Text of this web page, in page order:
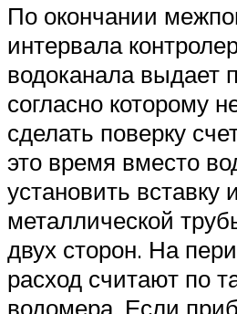
По окончании
интервала
водоканала выдает
согласно которому
сделать поверку
это время вместо
установить вставку
металлической
двух сторон. На
расход считают по
водомера. Если